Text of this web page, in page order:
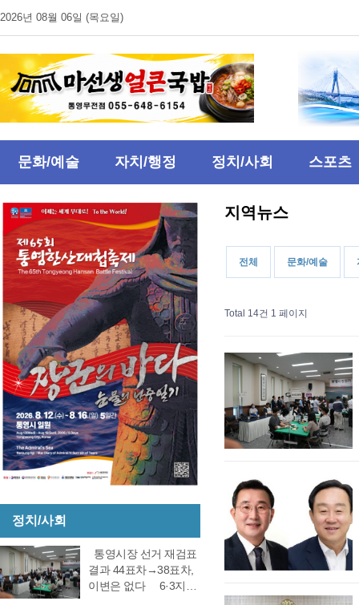
2026년 08월 06일 (목요일)
문화/예술 자치/행정 정치/사회 스포츠
정치/사회
통영시장 선거 재검표
결과 44표차→38표차,
이변은 없다 6·3지방
지역뉴스
전체 문화/예술
Total 14건 1 페이지